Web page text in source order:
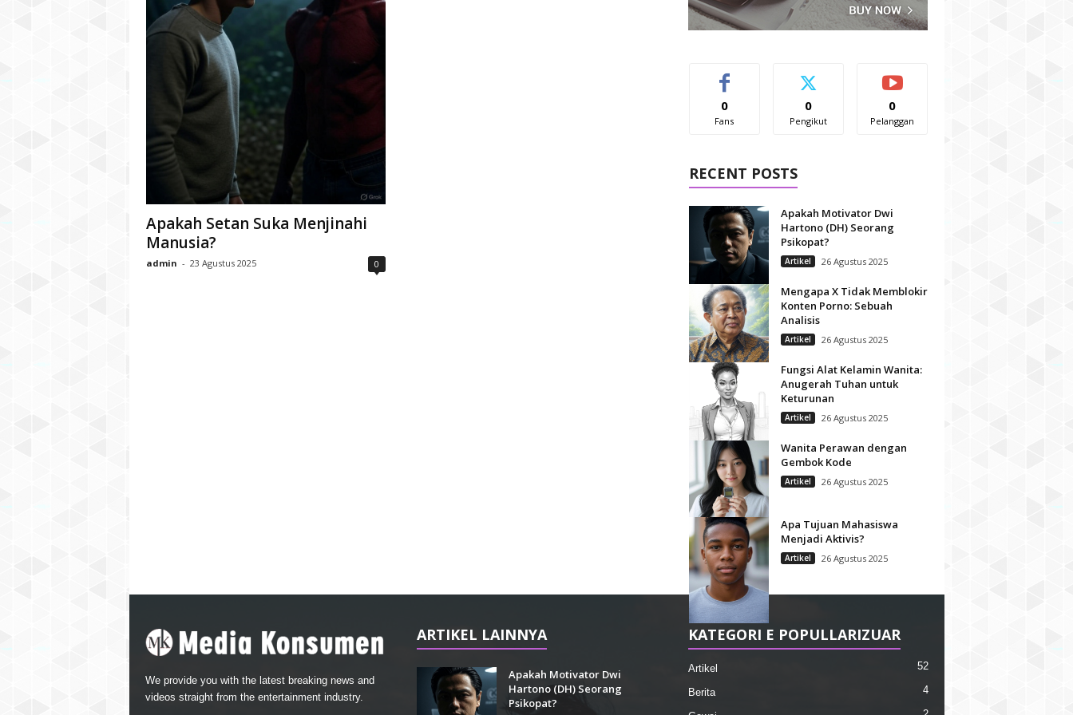
Apakah Setan Suka Menjinahi
Manusia?
admin - 23 Agustus 2025 0
0
Fans
0
Pengikut
0
Pelanggan
RECENT POSTS
Apakah Motivator Dwi
Hartono (DH) Seorang
Psikopat?
Artikel 26 Agustus 2025
Mengapa X Tidak Memblokir
Konten Porno: Sebuah
Analisis
Artikel 26 Agustus 2025
Fungsi Alat Kelamin Wanita:
Anugerah Tuhan untuk
Keturunan
Artikel 26 Agustus 2025
Wanita Perawan dengan
Gembok Kode
Artikel 26 Agustus 2025
Apa Tujuan Mahasiswa
Menjadi Aktivis?
Artikel 26 Agustus 2025
We provide you with the latest breaking news and
videos straight from the entertainment industry.
ARTIKEL LAINNYA
Apakah Motivator Dwi
Hartono (DH) Seorang
Psikopat?
KATEGORI E POPULLARIZUAR
Artikel 52
Berita 4